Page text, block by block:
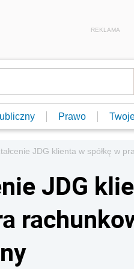
REKLAMA
Prawo
JDG klienta w spółkę w
JDG